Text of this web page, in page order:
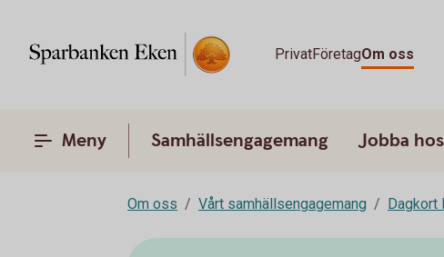
PrivatFöretagOm oss
Meny Samhällsengagemang Jobba
Om oss Vårt samhällsengagemang Dagkort